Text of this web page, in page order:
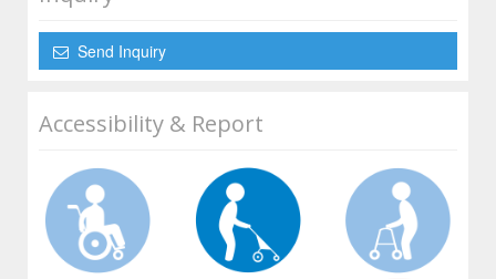
Send Inquiry
Accessibility & Report